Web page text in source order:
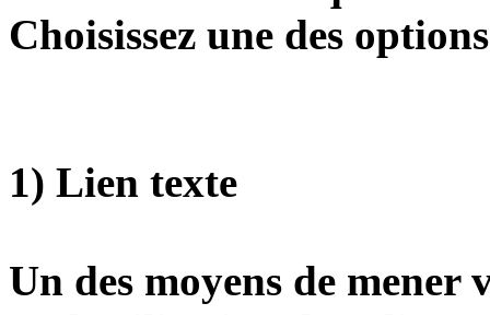
Choisissez une des
1) Lien texte
Un des moyens de